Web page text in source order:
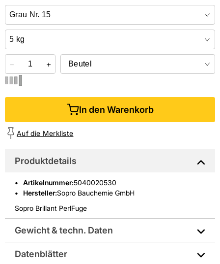
Online kaufen &
− +
In den Warenkorb
Auf die Merkliste
Produktdetails
Artikelnummer:5040020530
Hersteller:Sopro Bauchemie GmbH
Sopro Brillant PerlFuge
Gewicht & techn. Daten
Gewicht pro Verkaufseinheit: 5,0 kg
Datenblätter